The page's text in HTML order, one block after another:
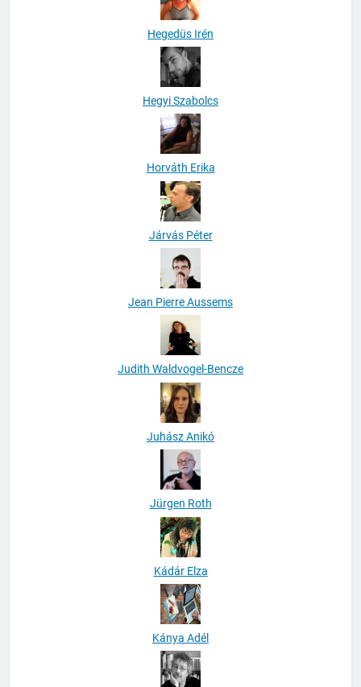
Hegedüs Irén
Hegyi Szabolcs
Horváth Erika
Járvás Péter
Jean Pierre Aussems
Judith Waldvogel-Bencze
Juhász Anikó
Jürgen Roth
Kádár Elza
Kánya Adél